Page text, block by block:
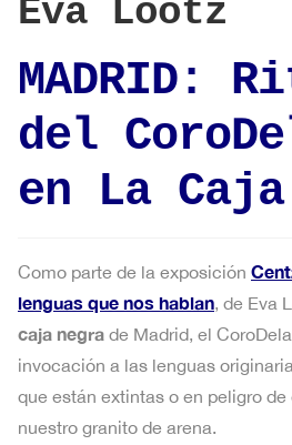
Eva Lootz
MADRID:
del
en La
Como parte de la exposición
lenguas que nos hablan, de Eva
caja negra de Madrid, el
invocación a las lenguas
que están extintas o en peligro
nuestro granito de arena.